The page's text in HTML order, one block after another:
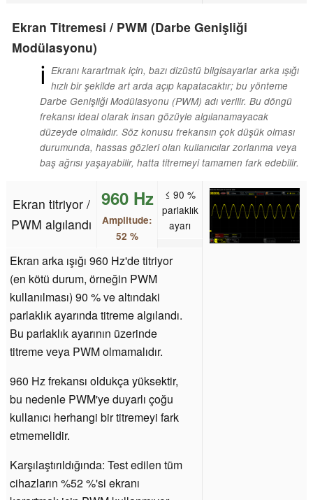
Ekran Titremesi / PWM (Darbe Genişliği
Modülasyonu)
ℹ Ekranı karartmak için, bazı dizüstü bilgisayarlar arka ışığı
hızlı bir şekilde art arda açıp kapatacaktır; bu yönteme
Darbe Genişliği Modülasyonu (PWM) adı verilir. Bu döngü
frekansı ideal olarak insan gözüyle algılanamayacak
düzeyde olmalıdır. Söz konusu frekansın çok düşük olması
durumunda, hassas gözleri olan kullanıcılar zorlanma veya
baş ağrısı yaşayabilir, hatta titremeyi tamamen fark edebilir.
Ekran titriyor /
PWM algılandı
960 Hz
Amplitude:
52 %
≤ 90 %
parlaklık
ayarı
Ekran arka ışığı 960 Hz'de titriyor
(en kötü durum, örneğin PWM
kullanılması) 90 % ve altındaki
parlaklık ayarında titreme algılandı.
Bu parlaklık ayarının üzerinde
titreme veya PWM olmamalıdır.
960 Hz frekansı oldukça yüksektir,
bu nedenle PWM'ye duyarlı çoğu
kullanıcı herhangi bir titremeyi fark
etmemelidir.
Karşılaştırıldığında: Test edilen tüm
cihazların %52 %'si ekranı